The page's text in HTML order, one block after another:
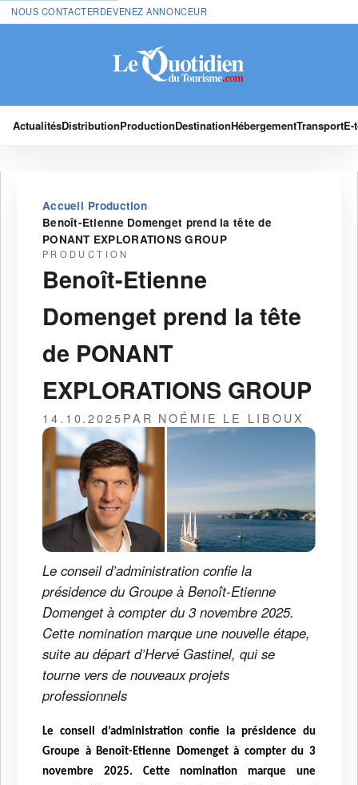
NOUS CONTACTERDEVENEZ ANNONCEUR
ActualitésDistributionProductionDestinationHébergementTransport
Accueil›Production›
Benoît-Etienne Domenget prend la tête de
PONANT EXPLORATIONS GROUP
PRODUCTION
Benoît-Etienne
Domenget prend la tête
de PONANT
EXPLORATIONS GROUP
14.10.2025PAR NOÉMIE LE LIBOUX
Le conseil d’administration confie la
présidence du Groupe à Benoît-Etienne
Domenget à compter du 3 novembre 2025.
Cette nomination marque une nouvelle étape,
suite au départ d’Hervé Gastinel, qui se
tourne vers de nouveaux projets
professionnels
Le conseil d’administration confie la présidence du
Groupe à Benoît-Etienne Domenget à compter du 3
novembre 2025. Cette nomination marque une